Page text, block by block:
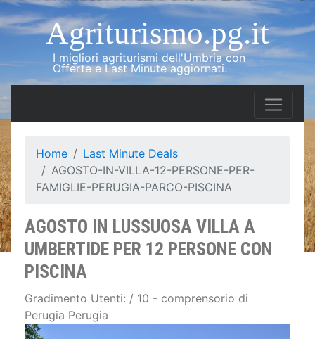
Agriturismo.pg.it
I migliori agriturismi dell'Umbria con
Offerte e Last Minute aggiornati.
Home
Last Minute Deals
AGOSTO-IN-VILLA-12-PERSONE-PER-
FAMIGLIE-PERUGIA-PARCO-PISCINA
AGOSTO IN LUSSUOSA VILLA A
UMBERTIDE PER 12 PERSONE CON
PISCINA
Gradimento Utenti: / 10 - comprensorio di
Perugia Perugia